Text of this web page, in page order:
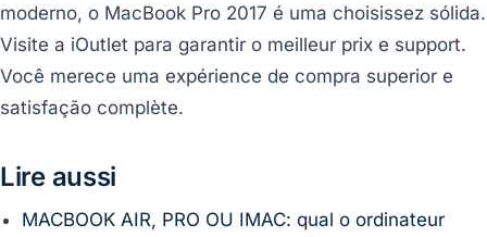
moderno, o MacBook Pro 2017 é uma choisissez sólida.
Visite a iOutlet para garantir o meilleur prix e support.
Você merece uma expérience de compra superior e
satisfação complète.
Lire aussi
MACBOOK AIR, PRO OU IMAC: qual o ordinateur